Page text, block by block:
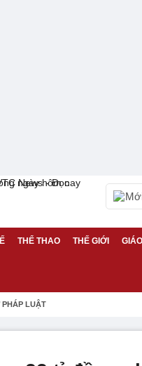
THỂ THAO THẾ GIỚI
PHÁP LUẬT